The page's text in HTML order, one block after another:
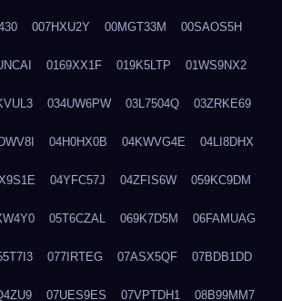
007HXU2Y 00MGT33M 00SAOS5H
0169XX1F 019K5LTP 01WS9NX2
034UW6PW 03L7504Q 03ZRKE69
04H0HX0B 04KWVG4E 04LI8DHX
04YFC57J 04ZFIS6W 059KC9DM
05T6CZAL 069K7D5M 06FAMUAG
077IRTEG 07ASX5QF 07BDB1DD
07UES9ES 07VPTDH1 08B99MM7